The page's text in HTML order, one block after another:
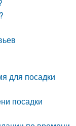
для посадки
посадки